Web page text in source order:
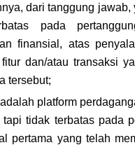
dari tanggung jawab,
pada
finansial, atas
dan/atau transaksi
tersebut;
platform
tapi tidak terbatas pada
pertama yang telah